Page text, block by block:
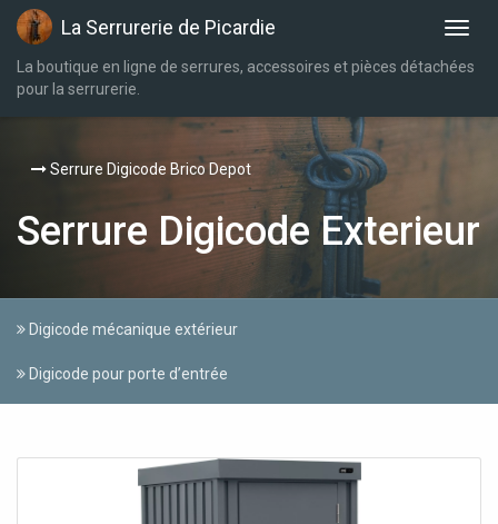
La Serrurerie de Picardie
La boutique en ligne de serrures, accessoires et pièces détachées
pour la serrurerie.
Serrure Digicode Brico Depot
Serrure Digicode Exterieur
Digicode mécanique extérieur
Digicode pour porte d’entrée